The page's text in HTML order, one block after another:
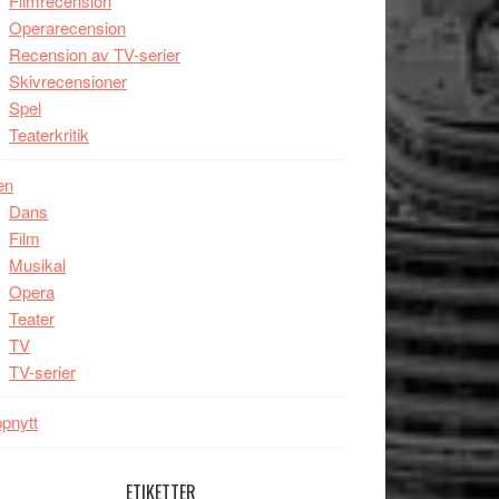
Operarecension
Recension av TV-serier
Skivrecensioner
Spel
Teaterkritik
Dans
Film
Musikal
Opera
Teater
TV
TV-serier
ETIKETTER